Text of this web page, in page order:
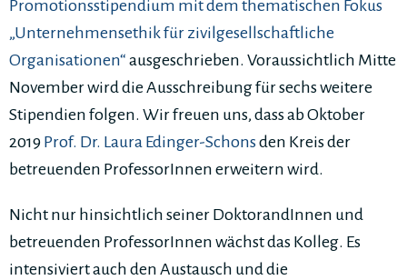
Promotionsstipendium mit dem thematischen Fokus
„Unternehmensethik für zivilgesellschaftliche
Organisationen“ ausgeschrieben. Voraussichtlich Mitte
November wird die Ausschreibung für sechs weitere
Stipendien folgen. Wir freuen uns, dass ab Oktober
2019 Prof. Dr. Laura Edinger-Schonsden Kreis der
betreuenden ProfessorInnen erweitern wird.
Nicht nur hinsichtlich seiner DoktorandInnen und
betreuenden ProfessorInnen wächst das Kolleg. Es
intensiviert auch den Austausch und die